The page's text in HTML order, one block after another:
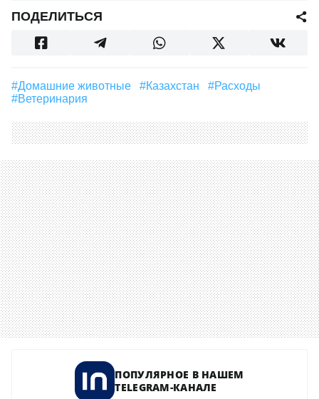
ПОДЕЛИТЬСЯ
#Домашние животные #Казахстан
#расходы
#ветеринария